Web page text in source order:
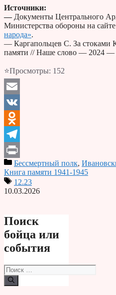
Источники:
— Документы Центрального
Министерства обороны на сайте
народа».
— Каргапольцев С. За стоками
памяти // Наше слово — 2024 —
⭐Просмотры: 152
Email
VK
Odnoklassniki
Telegram
PrintБессмертный полк,
Книга памяти 1941-1945
12.23
10.03.2026
Поиск
бойца или
события
Поиск: